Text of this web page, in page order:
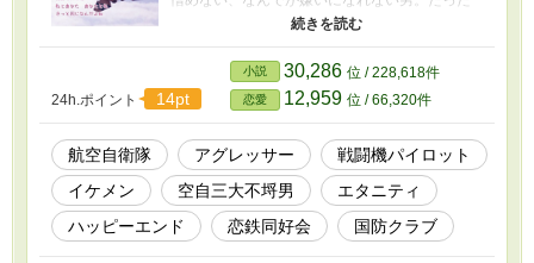
一晩の過ちが、愚図な私を狂わせた。 自衛隊
のことは分かりません。そんな彼女がどんどん
追い詰められてパクリと食べられるかもしれな
いお話です。 ※小説家になろうのムーンライ
トノベルズにも投稿しております。 ※「鏡野ゆ
う様の書かれた「貴方は翼を失くさない」に登
場しました、スマイリーこと但馬さんが立木将
人の相棒という設定になっております。ご登場
許可をいただいております。 もちろん、全てフ
ィクションです。
24h.ポイント 14pt
小説 30,286 位 / 228,618件
恋愛 12,959 位 / 66,320件
航空自衛隊 アグレッサー
戦闘機パイロット
イケメン
空自三大不埒男
エタニティ
ハッピーエンド
恋鉄同好会 国防クラブ